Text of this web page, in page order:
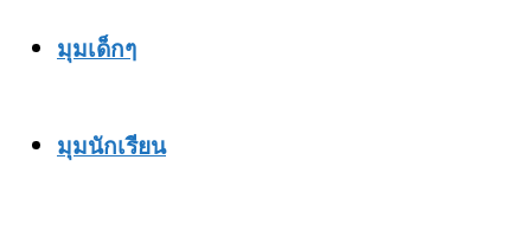
มุมเด็กๆ
มุมนักเรียน